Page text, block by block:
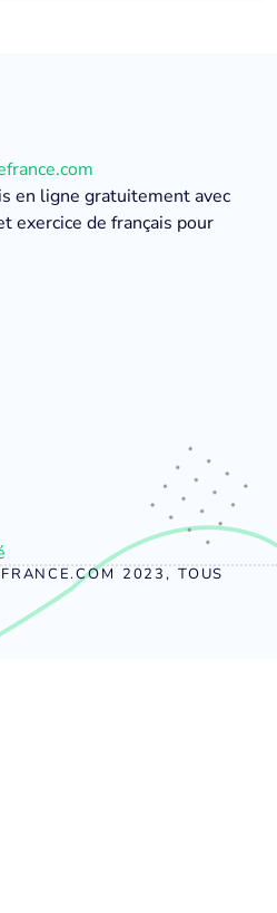
en ligne gratuitement avec
exercice de français pour
2023, TOUS